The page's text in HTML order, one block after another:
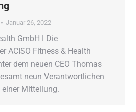
Januar 26, 2022
GmbH ǀ Die
ACISO Fitness & Health
dem neuen CEO Thomas
neun Verantwortlichen
Mitteilung.